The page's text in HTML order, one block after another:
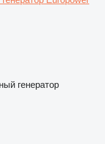
генератор